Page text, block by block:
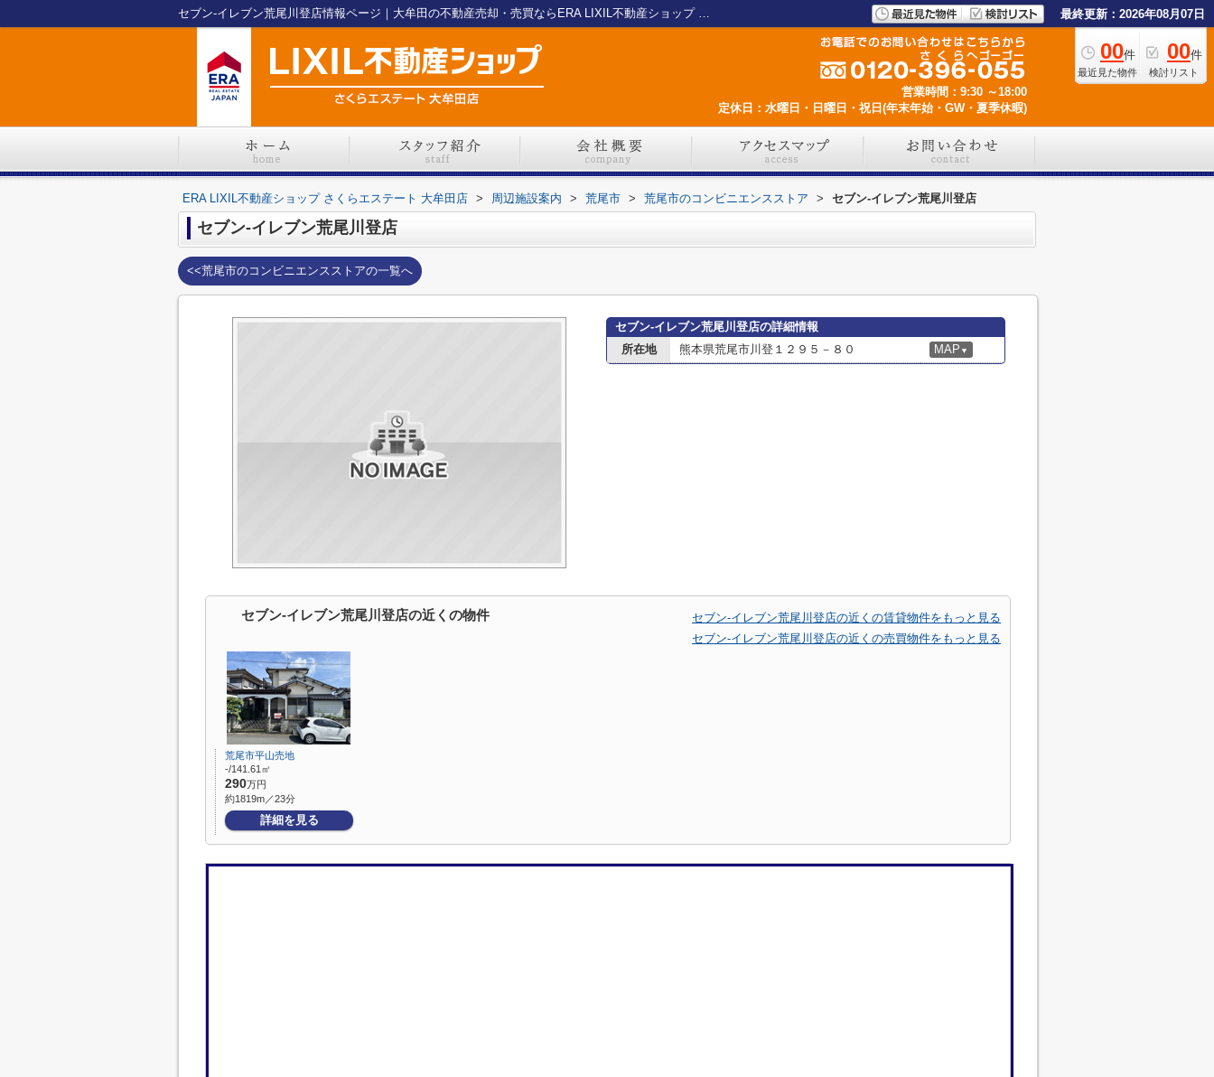
セブン-イレブン荒尾川登店情報ページ｜大牟田の不動産売却・売買ならERA LIXIL不動産ショップ さくらエステート 大牟田店 最終更新：2026年08月07日
00件
最近見た物件
00件
検討リスト
営業時間：9:30 ～18:00
定休日：水曜日・日曜日・祝日(年末年始・GW・夏季休暇)
ERA LIXIL不動産ショップ さくらエステート 大牟田店 > 周辺施設案内 > 荒尾市 > 荒尾市のコンビニエンスストア > セブン-イレブン荒尾川登店
セブン-イレブン荒尾川登店
<<荒尾市のコンビニエンスストアの一覧へ
セブン-イレブン荒尾川登店の詳細情報
所在地
熊本県荒尾市川登１２９５－８０ MAP ▼
セブン-イレブン荒尾川登店の近くの物件
セブン-イレブン荒尾川登店の近くの賃貸物件をもっと見る
セブン-イレブン荒尾川登店の近くの売買物件をもっと見る
荒尾市平山売地
-/141.61㎡
290万円
約1819m／23分
詳細を見る